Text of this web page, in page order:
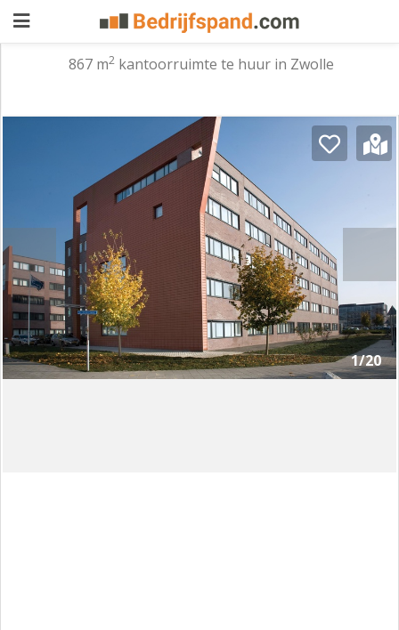
Waarom
adverteren
Premium
adverteren
Blog
Registreren
Login
867 m2 kantoorruimte te huur in Zwolle
1/20